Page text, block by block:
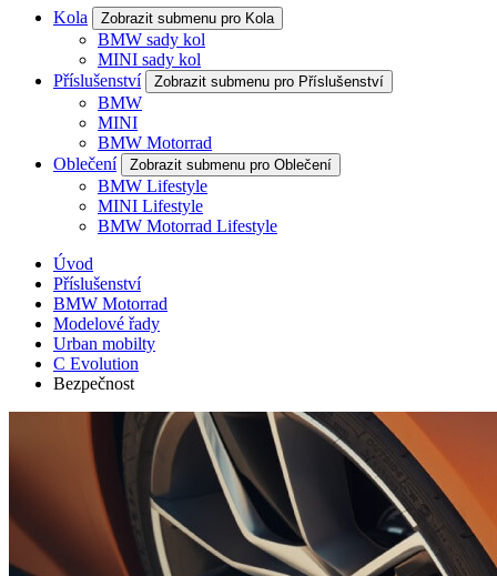
Kola Zobrazit submenu pro Kola
BMW sady kol
MINI sady kol
Příslušenství
Zobrazit submenu pro Příslušenství
BMW
MINI
BMW Motorrad
Oblečení
Zobrazit submenu pro Oblečení
BMW Lifestyle
MINI Lifestyle
BMW Motorrad Lifestyle
Úvod
Příslušenství
BMW Motorrad
Modelové řady
Urban mobilty
C Evolution
Bezpečnost